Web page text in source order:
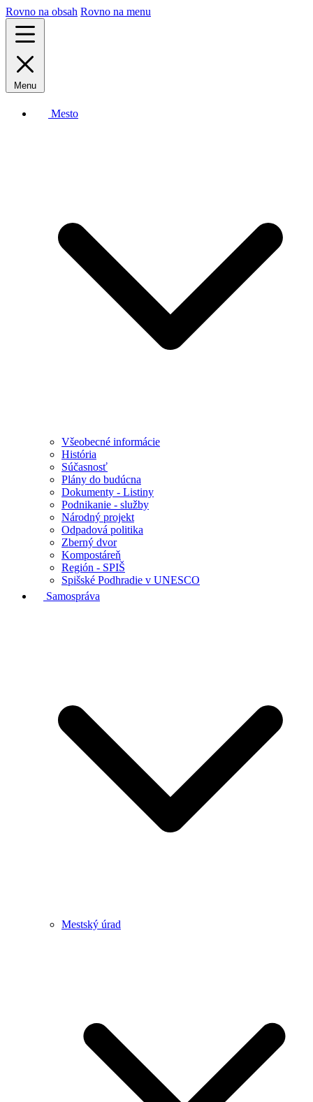
Rovno na obsah Rovno na menu
Menu
Mesto
Všeobecné informácie
História
Súčasnosť
Plány do budúcna
Dokumenty - Listiny
Podnikanie - služby
Národný projekt
Odpadová politika
Zberný dvor
Kompostáreň
Región - SPIŠ
Spišské Podhradie v UNESCO
Samospráva
Mestský úrad